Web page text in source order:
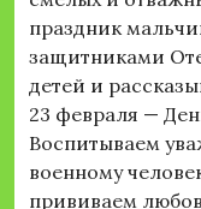
праздник
защитниками
детей и
23 февраля —
Воспитываем
военному
прививаем